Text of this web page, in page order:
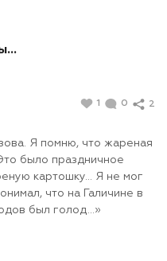
1 0 2
Я помню, что жареная
было праздничное
картошку... Я не мог
что на Галичине в
был голод…»